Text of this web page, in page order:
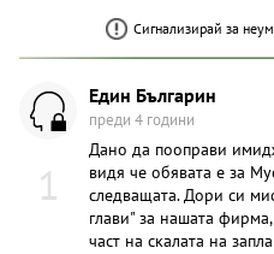
Сигнализирай за
1
Един Българин
преди 4 години
Дано да пооправи
видя че обявата е за
следващата. Дори си
глави" за нашата
част на скалата на